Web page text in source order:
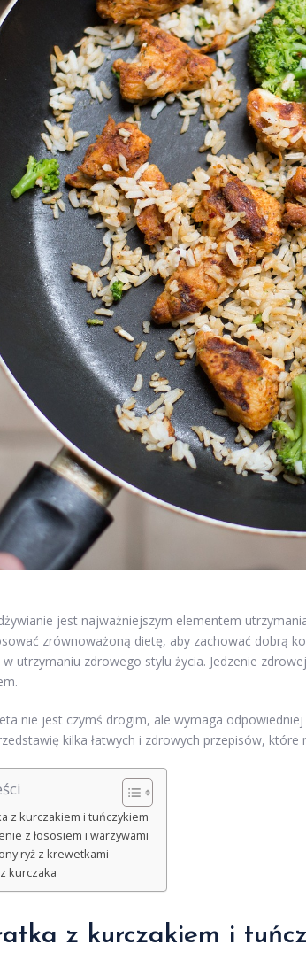
jest najważniejszym elementem
zrównoważoną dietę, aby zachować dobrą
utrzymaniu zdrowego stylu życia. Jedzenie
nie jest czymś drogim, ale wymaga
kilka łatwych i zdrowych przepisów,
z kurczakiem i tuńczykiem
z łososiem i warzywami
ryż z krewetkami
kurczaka
z kurczakiem i